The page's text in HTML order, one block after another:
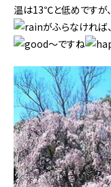
温は13℃と低めですが、
がふらなければ、
～ですね